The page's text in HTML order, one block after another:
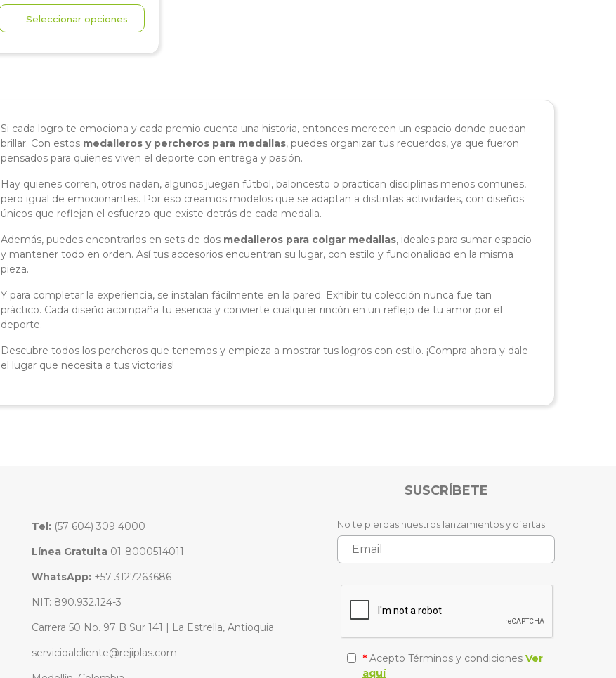
Seleccionar opciones
Si cada logro te emociona y cada premio cuenta una historia, entonces merecen un espacio donde puedan
brillar. Con estos medalleros y percheros para medallas, puedes organizar tus recuerdos, ya que fueron
pensados para quienes viven el deporte con entrega y pasión.
Hay quienes corren, otros nadan, algunos juegan fútbol, baloncesto o practican disciplinas menos comunes,
pero igual de emocionantes. Por eso creamos modelos que se adaptan a distintas actividades, con diseños
únicos que reflejan el esfuerzo que existe detrás de cada medalla.
Además, puedes encontrarlos en sets de dos medalleros para colgar medallas, ideales para sumar espacio
y mantener todo en orden. Así tus accesorios encuentran su lugar, con estilo y funcionalidad en la misma
pieza.
Y para completar la experiencia, se instalan fácilmente en la pared. Exhibir tu colección nunca fue tan
práctico. Cada diseño acompaña tu esencia y convierte cualquier rincón en un reflejo de tu amor por el
deporte.
Descubre todos los percheros que tenemos y empieza a mostrar tus logros con estilo. ¡Compra ahora y dale
el lugar que necesita a tus victorias!
Tel: (57 604) 309 4000
Línea Gratuita 01-8000514011
WhatsApp: +57 3127263686
NIT: 890.932.124-3
Carrera 50 No. 97 B Sur 141 | La Estrella, Antioquia
servicioalcliente@rejiplas.com
SUSCRÍBETE
No te pierdas nuestros lanzamientos y ofertas.
* Acepto Términos y condiciones Ver
aquí